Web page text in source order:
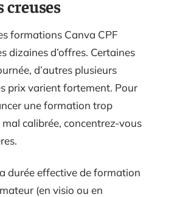
creuses
formations Canva CPF
dizaines d’offres. Certaines
d’autres plusieurs
prix varient fortement. Pour
une formation trop
calibrée, concentrez-vous
durée effective de formation
(en visio ou en